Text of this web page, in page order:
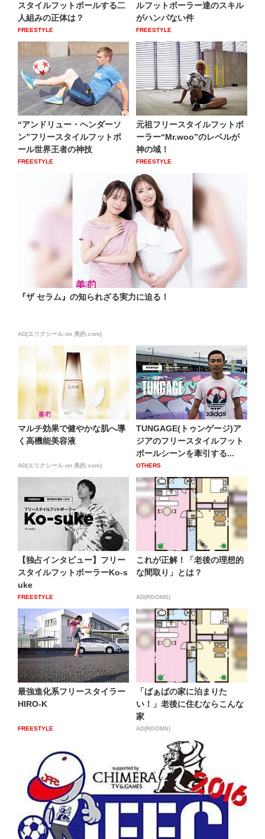
スタイルフットボールする二
人組みの正体は？
FREESTYLE
ルフットボーラー達のスキル
がハンパない件
FREESTYLE
“アンドリュー・ヘンダーソ
ン”フリースタイルフットボ
ール世界王者の神技
FREESTYLE
元祖フリースタイルフットボ
ーラー“Mr.woo”のレベルが
神の域！
FREESTYLE
『ザ セラム』の知られざる実力に迫る！
AD(エリクシール on 美的.com)
マルチ効果で健やかな肌へ導
く高機能美容液
AD(エリクシール on 美的.com)
TUNGAGE(トゥンゲージ)ア
ジアのフリースタイルフット
ボールシーンを牽引する...
OTHERS
【独占インタビュー】フリー
スタイルフットボーラーKo-s
uke
FREESTYLE
これが正解！「老後の理想的
な間取り」とは？
AD(ROOMS)
最強進化系フリースタイラー
HIRO-K
FREESTYLE
「ばぁばの家に泊まりた
い！」老後に住むならこんな
家
AD(ROOMS)